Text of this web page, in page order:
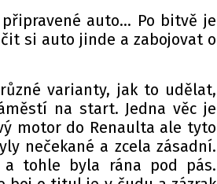
auto… Po bitvě je
si auto jinde a zabojovat o
varianty, jak to udělat,
na start. Jedna věc je
motor do Renaulta ale tyto
nečekané a zcela zásadní.
tohle byla rána pod pás.